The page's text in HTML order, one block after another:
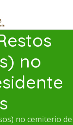
no
no cemiterio de